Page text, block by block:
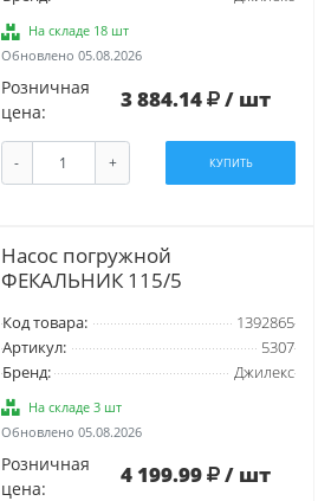
На складе 18 шт
Обновлено 05.08.2026
Розничная
цена:
3 884.14 / шт
- + КУПИТЬ
Насос погружной
ФЕКАЛЬНИК 115/5
Код товара:
1392865
Артикул:
5307
Бренд:
Джилекс
На складе 3 шт
Обновлено 05.08.2026
Розничная
цена:
4 199.99 / шт